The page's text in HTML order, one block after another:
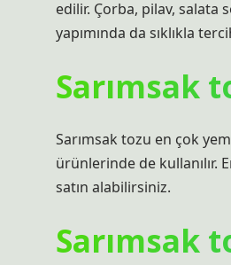
edilir. Çorba, pilav, salata
yapımında da sıklıkla
Sarımsak
Sarımsak tozu en çok
ürünlerinde de kullanılır.
satın alabilirsiniz.
Sarımsak